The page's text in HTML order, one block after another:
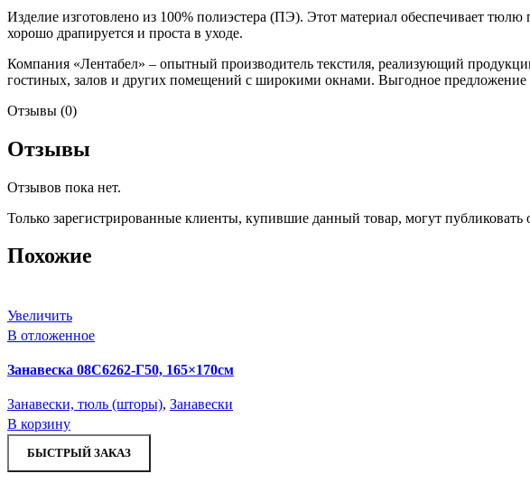
Изделие изготовлено из 100% полиэстера (ПЭ). Этот материал обеспечивает
хорошо драпируется и проста в уходе.
Компания «Лентабел» – опытный производитель текстиля, реализующий
гостиных, залов и других помещений с широкими окнами. Выгодное предложение
Отзывы (0)
Отзывы
Отзывов пока нет.
Только зарегистрированные клиенты, купившие данный товар, могут публиковать
Похожие
Увеличить
В отложенное
Занавеска 08С6262-Г50, 165×170см
Занавески, тюль (шторы), Занавески
В корзину
БЫСТРЫЙ ЗАКАЗ